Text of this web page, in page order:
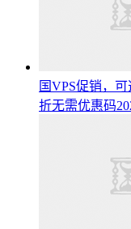
国VPS促销，
折无需优惠码